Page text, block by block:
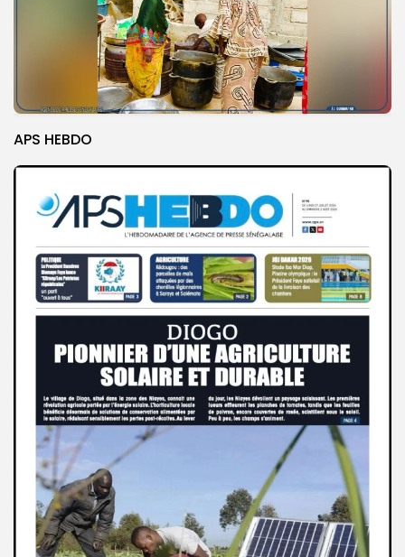
APS HEBDO